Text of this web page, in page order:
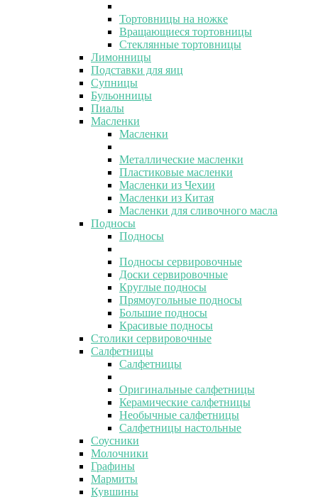
Тортовницы на ножке
Вращающиеся тортовницы
Стеклянные тортовницы
Лимонницы
Подставки для яиц
Супницы
Бульонницы
Пиалы
Масленки
Масленки
Металлические масленки
Пластиковые масленки
Масленки из Чехии
Масленки из Китая
Масленки для сливочного масла
Подносы
Подносы
Подносы сервировочные
Доски сервировочные
Круглые подносы
Прямоугольные подносы
Большие подносы
Красивые подносы
Столики сервировочные
Салфетницы
Салфетницы
Оригинальные салфетницы
Керамические салфетницы
Необычные салфетницы
Салфетницы настольные
Соусники
Молочники
Графины
Мармиты
Кувшины